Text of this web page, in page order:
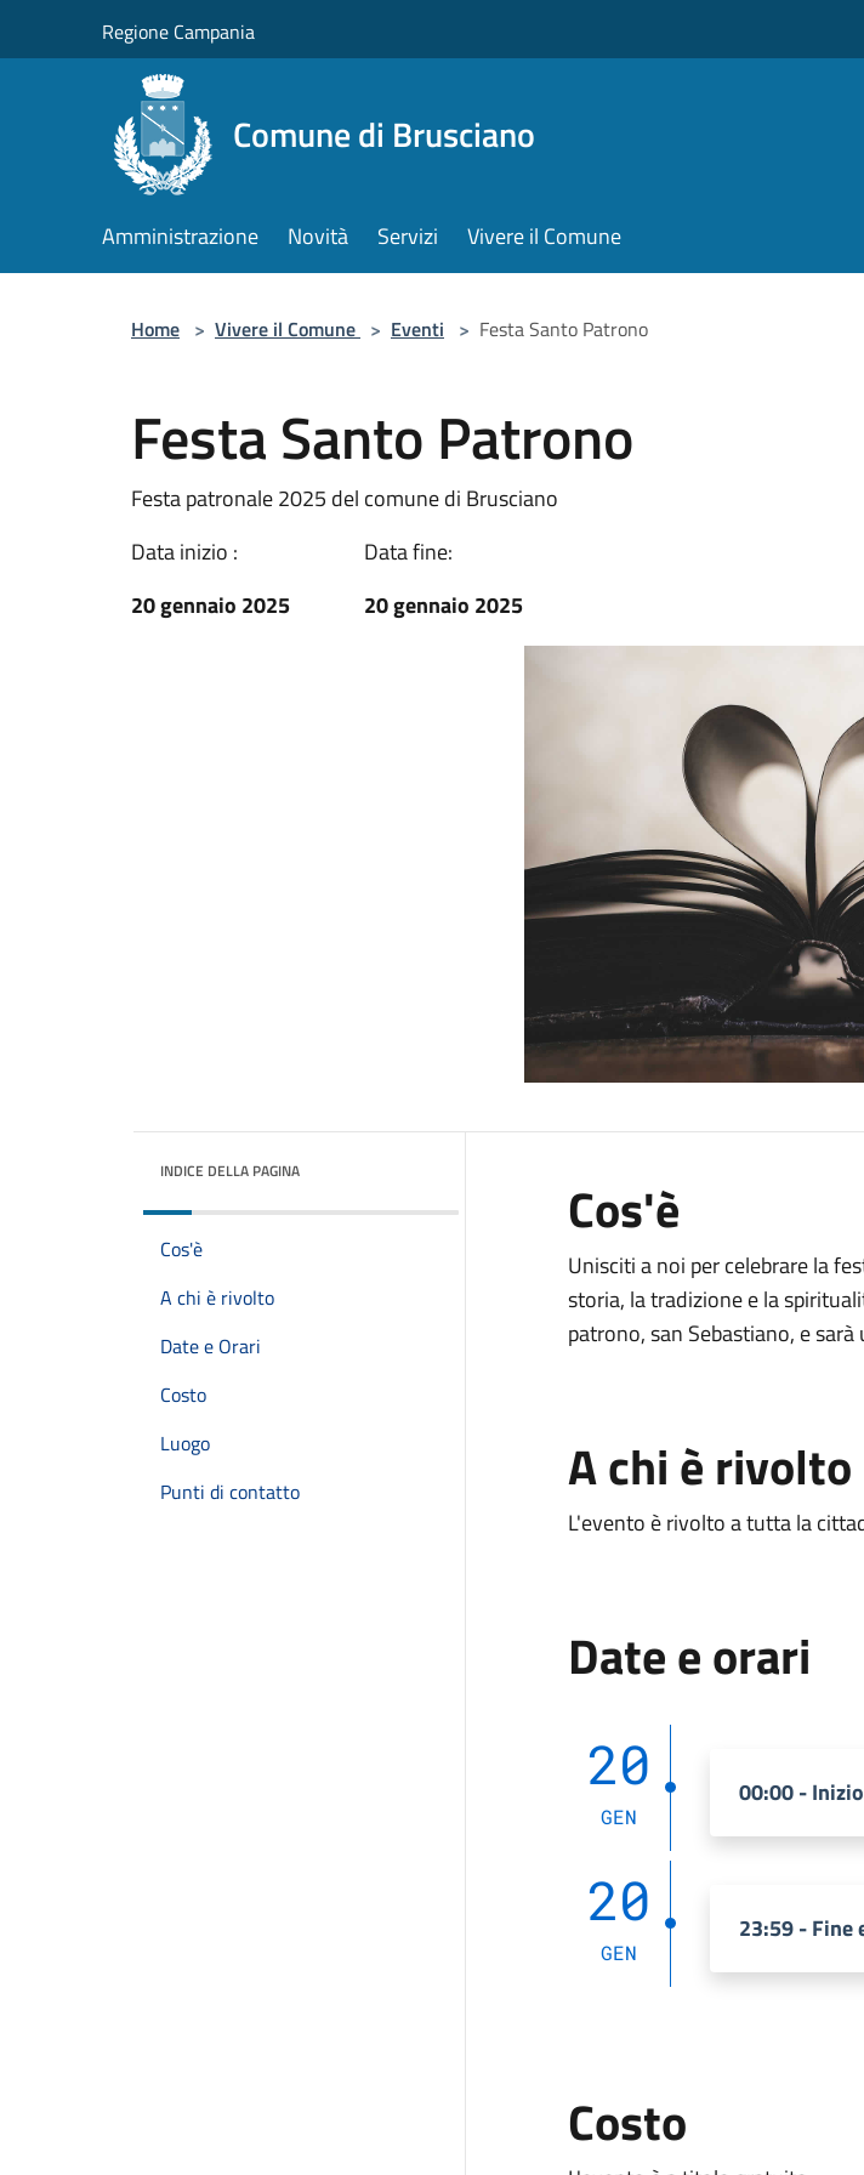
Regione Campania
Comune di Brusciano
Amministrazione Novità Servizi Vivere il Comune
Home > Vivere il Comune > Eventi > Festa Santo Patrono
Festa Santo Patrono
Festa patronale 2025 del comune di Brusciano
Data inizio :
20 gennaio 2025
Data fine:
20 gennaio 2025
INDICE DELLA PAGINA
Cos'è
A chi è rivolto
Date e Orari
Costo
Luogo
Punti di contatto
Cos'è
Unisciti a noi per celebrare la
storia, la tradizione e la
patrono, san Sebastiano, e
A chi è rivolto
L'evento è rivolto a tutta la
Date e orari
20
GEN
00:00 -
20
GEN
23:59 - Fine
Costo